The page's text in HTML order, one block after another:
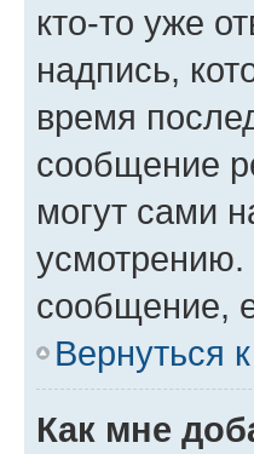
кто-то уже
надпись,
время
сообщение
могут сами
усмотрению.
сообщение,
Вернуться
Как мне